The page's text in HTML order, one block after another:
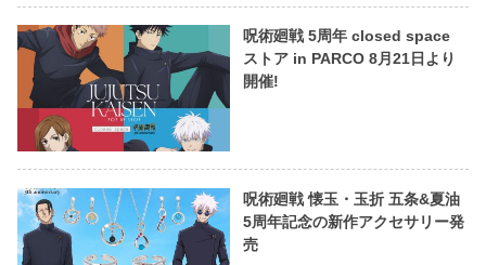
呪術廻戦 5周年 closed space
ストア in PARCO 8月21日より
開催!
呪術廻戦 懐玉・玉折 五条&夏油
5周年記念の新作アクセサリー発
売